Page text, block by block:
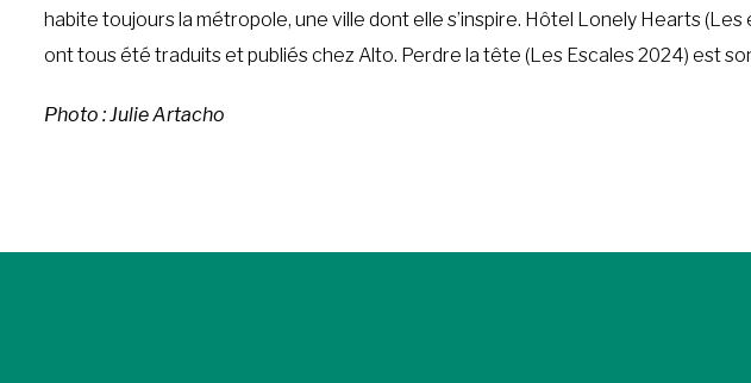
habite toujours la métropole, une ville dont elle s’inspire. Hôtel Lonely Hearts
ont tous été traduits et publiés chez Alto. Perdre la tête (Les Escales 2024) est
Photo : Julie Artacho